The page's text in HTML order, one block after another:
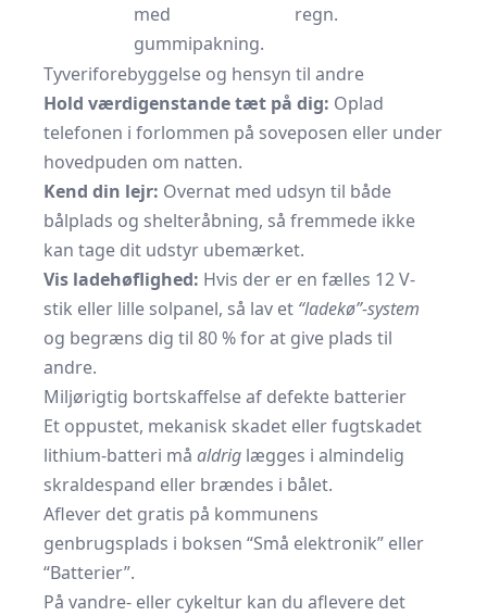
med
gummipakning.
regn.
Tyveriforebyggelse og hensyn til andre
Hold værdigenstande tæt på dig: Oplad
telefonen i forlommen på soveposen eller under
hovedpuden om natten.
Kend din lejr: Overnat med udsyn til både
bålplads og shelteråbning, så fremmede ikke
kan tage dit udstyr ubemærket.
Vis ladehøflighed: Hvis der er en fælles 12 V-
stik eller lille solpanel, så lav et “ladekø”-system
og begræns dig til 80 % for at give plads til
andre.
Miljørigtig bortskaffelse af defekte batterier
Et oppustet, mekanisk skadet eller fugtskadet
lithium-batteri må aldrig lægges i almindelig
skraldespand eller brændes i bålet.
Aflever det gratis på kommunens
genbrugsplads i boksen “Små elektronik” eller
“Batterier”.
På vandre- eller cykeltur kan du aflevere det